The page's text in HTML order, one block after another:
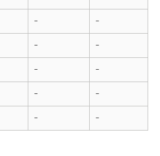
- -
- -
- -
- -
- -